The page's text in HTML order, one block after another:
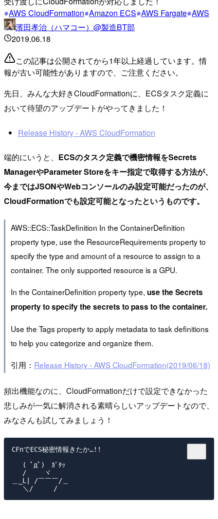
AWS CloudFormation Amazon ECS AWS Fargate AWS
濱田孝治（ハマコー）@製造BT部
2019.06.18
この記事は公開されてから1年以上経過しています。情
報が古い可能性がありますので、ご注意ください。
先日、みんな大好きCloudFormationに、ECSタスク定義に
おいて待望のアップデートがやってきました！
Release History - AWS CloudFormation
端的にいうと、 ECSのタスク定義で機密情報をSecrets
ManagerやParameter Storeをキー指定で取得する方法が、
今まではJSONやWebコンソールのみ設定可能だったのが、
CloudFormationでも設定可能となったというものです。
AWS::ECS::TaskDefinition In the ContainerDefinition
property type, use the ResourceRequirements property to
specify the type and amount of a resource to assign to a
container. The only supported resource is a GPU.
In the ContainerDefinition property type, use the Secrets
property to specify the secrets to pass to the container.
Use the Tags property to apply metadata to task definitions
to help you categorize and organize them.
引用： Release History - AWS CloudFormation(2019/06/18)
頻出機能なのに、CloudFormationだけで設定できなかった
悲しみが一気に解消される素晴らしいアップデートなので、
みなさんも試してみましょう！
CFnでECS秘密情報きたか…!!
( ﾟдﾟ)　ｶﾞﾀｯ
/　　 ヾ
＿_L| /￣￣￣/＿